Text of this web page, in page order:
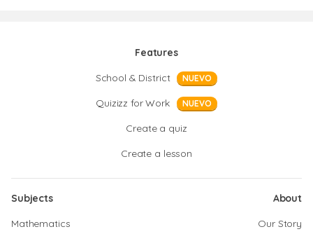
Features
School & District
NUEVO
Quizizz for Work NUEVO
Create a quiz
Create a lesson
Subjects
Mathematics
About
Our Story